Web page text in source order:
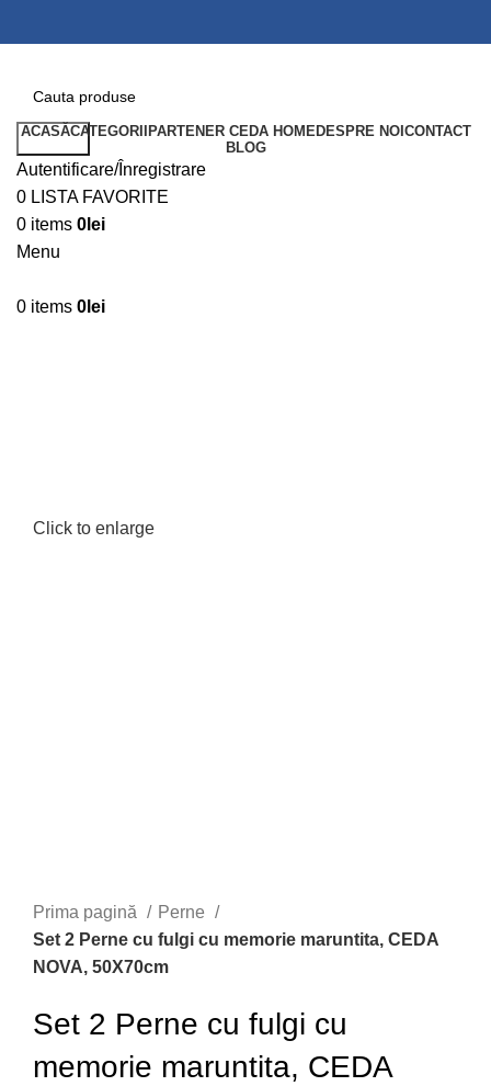
Search
Autentificare/Înregistrare
0 LISTA FAVORITE
0 items 0 lei
Menu
0 items 0 lei
ACASĂCATEGORII PARTENER CEDA HOMEDESPRE NOI CONTACT
BLOG
Click to enlarge
Prima pagină
Perne
Set 2 Perne cu fulgi cu memorie maruntita, CEDA
NOVA, 50X70cm
Set 2 Perne cu fulgi cu
memorie maruntita, CEDA